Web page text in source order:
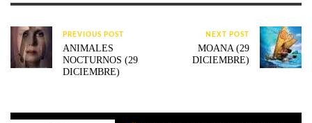
PREVIOUS POST
ANIMALES
NOCTURNOS (29
DICIEMBRE)
NEXT POST
MOANA (29
DICIEMBRE)